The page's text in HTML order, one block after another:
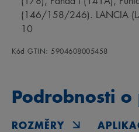
(146/158/246). LANCIA
10
Kód GTIN: 5904608005458
Podrobnosti
ROZMĚRY